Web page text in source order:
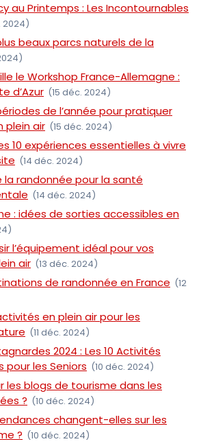
au Printemps : Les Incontournables
2024)
beaux parcs naturels de la
le Workshop France-Allemagne :
d’Azur (15 déc. 2024)
de l’année pour pratiquer
plein air (15 déc. 2024)
10 expériences essentielles à vivre
(14 déc. 2024)
la randonnée pour la santé
(14 déc. 2024)
: idées de sorties accessibles en
l’équipement idéal pour vos
air (13 déc. 2024)
de randonnée en France (12
en plein air pour les
(11 déc. 2024)
2024 : Les 10 Activités
pour les Seniors (10 déc. 2024)
les blogs de tourisme dans les
? (10 déc. 2024)
changent-elles sur les
? (10 déc. 2024)